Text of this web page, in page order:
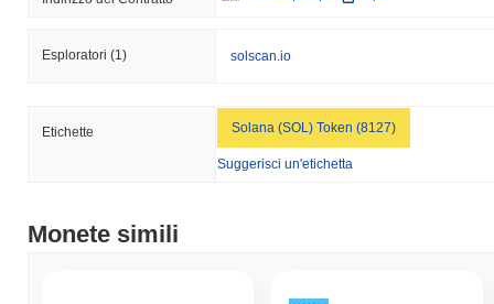
Esploratori (1) solscan.io
Etichette Solana (SOL) Token (8127)
Suggerisci un'etichetta
Monete simili